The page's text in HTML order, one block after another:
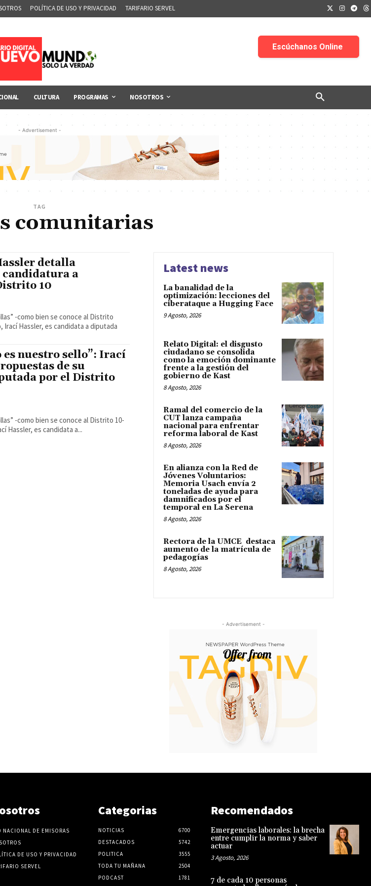
POLÍTICA DE USO Y PRIVACIDAD TARIFARIO SERVEL
CULTURA PROGRAMAS NOSOTROS
- Advertisement -
TAG
comunitarias
detalla
candidatura a
10
-como bien se conoce al Distrito
Irací Hassler, es candidata a diputada
es nuestro sello”: Irací
de su
por el Distrito
-como bien se conoce al Distrito 10-
Hassler, es candidata a...
Latest news
La banalidad de la
optimización: lecciones del
ciberataque a Hugging Face
9 Agosto, 2026
Relato Digital: el disgusto
ciudadano se consolida
como la emoción dominante
frente a la gestión del
gobierno de Kast
8 Agosto, 2026
Ramal del comercio de la
CUT lanza campaña
nacional para enfrentar
reforma laboral de Kast
8 Agosto, 2026
En alianza con la Red de
Jóvenes Voluntarios:
Memoria Usach envía 2
toneladas de ayuda para
damnificados por el
temporal en La Serena
8 Agosto, 2026
Rectora de la UMCE destaca
aumento de la matrícula de
pedagogías
8 Agosto, 2026
- Advertisement -
NACIONAL DE EMISORAS
DE USO Y PRIVACIDAD
SERVEL
Categorias
NOTICIAS
6700
DESTACADOS
5742
POLITICA
3555
TODA TU MAÑANA
2504
PODCAST
1781
Recomendados
Emergencias laborales: la brecha
entre cumplir la norma y saber
actuar
3 Agosto, 2026
7 de cada 10 personas